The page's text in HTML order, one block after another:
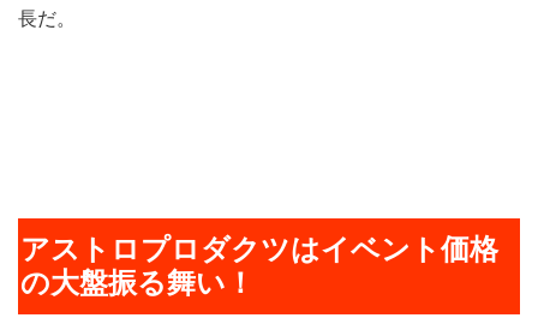
長だ。
アストロプロダクツはイベント価格
の大盤振る舞い！